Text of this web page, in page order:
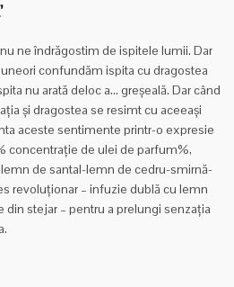
ne îndrăgostim de ispitele lumii. Dar
confundăm ispita cu dragostea
nu arată deloc a… greșeală. Dar când
și dragostea se resimt cu aceeași
aceste sentimente printr-o expresie
concentrație de ulei de parfum%,
de santal-lemn de cedru-smirnă-
revoluționar – infuzie dublă cu lemn
din stejar – pentru a prelungi senzația